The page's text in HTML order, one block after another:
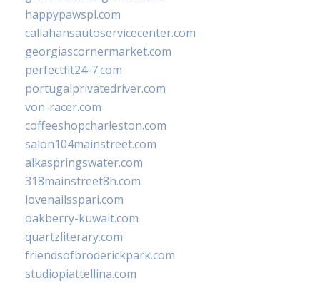
happypawspl.com
callahansautoservicecenter.com
georgiascornermarket.com
perfectfit24-7.com
portugalprivatedriver.com
von-racer.com
coffeeshopcharleston.com
salon104mainstreet.com
alkaspringswater.com
318mainstreet8h.com
lovenailsspari.com
oakberry-kuwait.com
quartzliterary.com
friendsofbroderickpark.com
studiopiattellina.com